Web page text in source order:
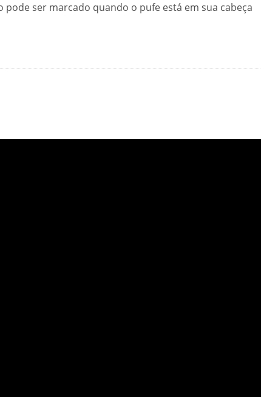
pode ser marcado quando o pufe está em sua cabeça